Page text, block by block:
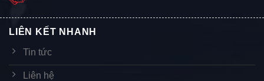
LIÊN KẾT NHANH
Tin tức
Liên hệ